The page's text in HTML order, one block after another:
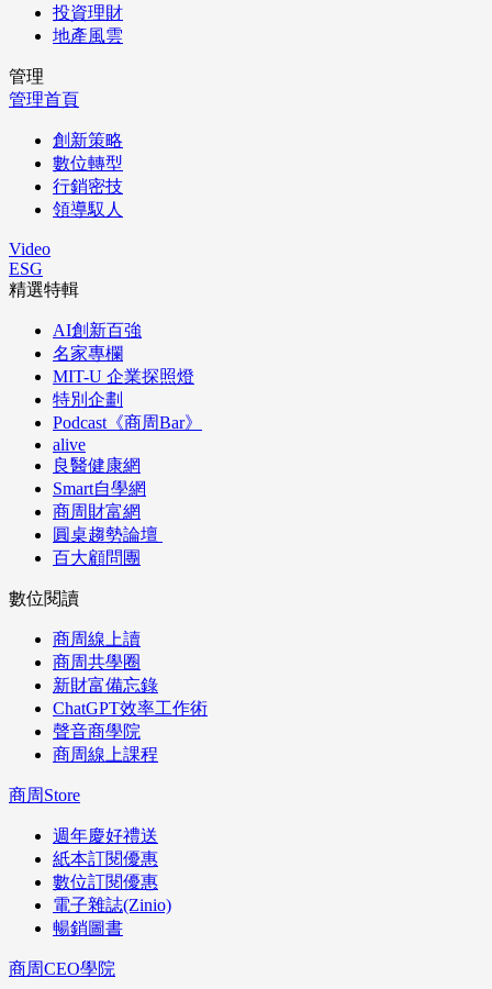
投資理財
地產風雲
管理
管理首頁
創新策略
數位轉型
行銷密技
領導馭人
Video
ESG
精選特輯
AI創新百強
名家專欄
MIT-U 企業探照燈
特別企劃
Podcast《商周Bar》
alive
良醫健康網
Smart自學網
商周財富網
圓桌趨勢論壇
百大顧問團
數位閱讀
商周線上讀
商周共學圈
新財富備忘錄
ChatGPT效率工作術
聲音商學院
商周線上課程
商周Store
週年慶好禮送
紙本訂閱優惠
數位訂閱優惠
電子雜誌(Zinio)
暢銷圖書
商周CEO學院